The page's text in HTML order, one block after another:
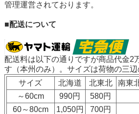
管理運営されております。
■配送について
配送料は以下の通りですが商品代金2
す（本州のみ）。サイズは荷物の三辺
サイズ
北海道 北東北
南東
～60cm
990円 580円
60～80cm
1,050円 700円